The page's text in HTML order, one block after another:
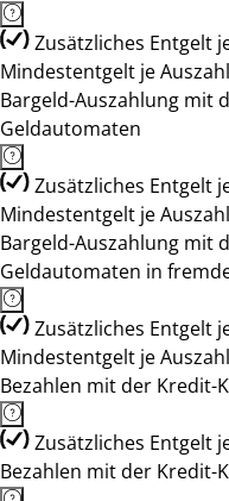
Zusätzliches Entgelt
Mindestentgelt je
Bargeld-Auszahlung mit
Geldautomaten
Zusätzliches Entgelt
Mindestentgelt je
Bargeld-Auszahlung mit
Geldautomaten in
Zusätzliches Entgelt
Mindestentgelt je
Bezahlen mit der Kredit-
Zusätzliches Entgelt
Bezahlen mit der Kredit-